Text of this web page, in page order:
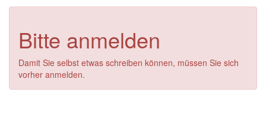
Bitte anmelden
Damit Sie selbst etwas schreiben können, müssen Sie sich
vorher anmelden.